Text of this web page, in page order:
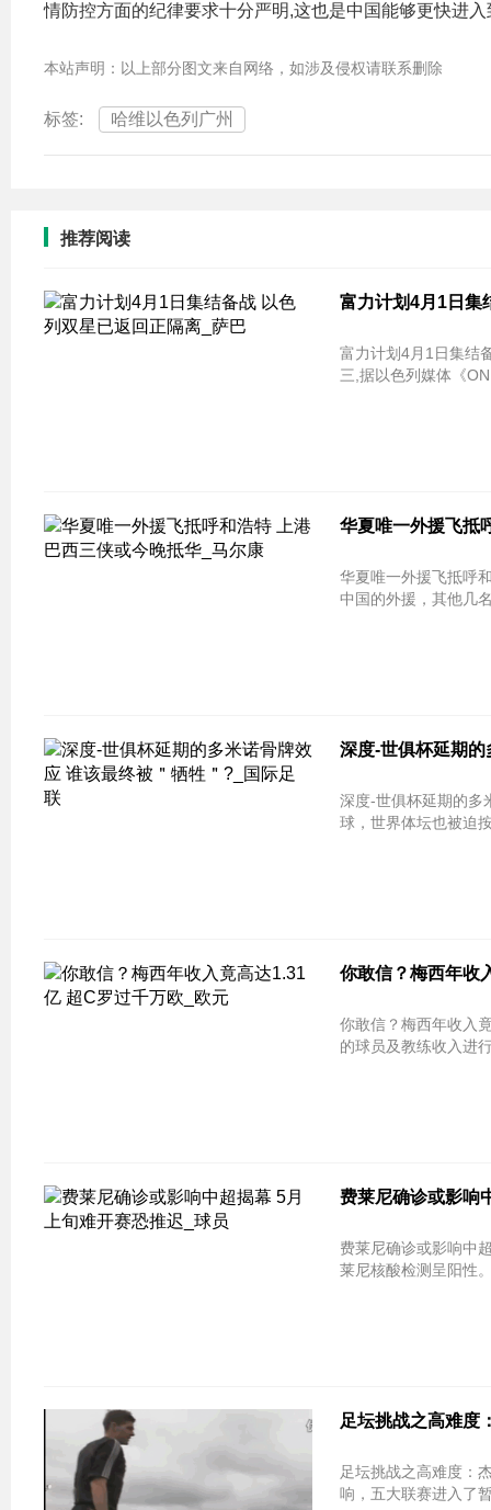
情防控方面的纪律要求十分严明,这也是中国能够更快进
本站声明：以上部分图文来自网络，如涉及侵权请联系删除
标签: 哈维以色列广州
推荐阅读
富力计划4月1日集
富力计划4月1日集结
三,据以色列媒体《
华夏唯一外援飞抵
华夏唯一外援飞抵呼和浩特 上港
中国的外援，其他几
深度-世俱杯延期
深度-世俱杯延期的多米诺骨牌
球，世界体坛也被迫
你敢信？梅西年收
你敢信？梅西年收入竟高达1 31亿 超
的球员及教练收入进
费莱尼确诊或影响
费莱尼确诊或影响中超揭幕 5月上旬
莱尼核酸检测呈阳性
足坛挑战之高难度
足坛挑战之高难度：
响，五大联赛进入了